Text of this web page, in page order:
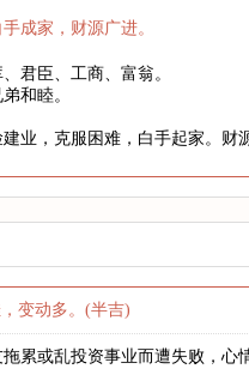
成家，财源广进。
君臣、工商、富翁。
和睦。
业，克服困难，白手起家。财
变动多。(半吉)
累或乱投资事业而遭失败，